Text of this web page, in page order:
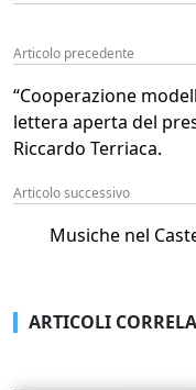
Articolo precedente
“Cooperazione
lettera aperta del
Riccardo Terriaca.
Articolo successivo
Musiche nel
ARTICOLI